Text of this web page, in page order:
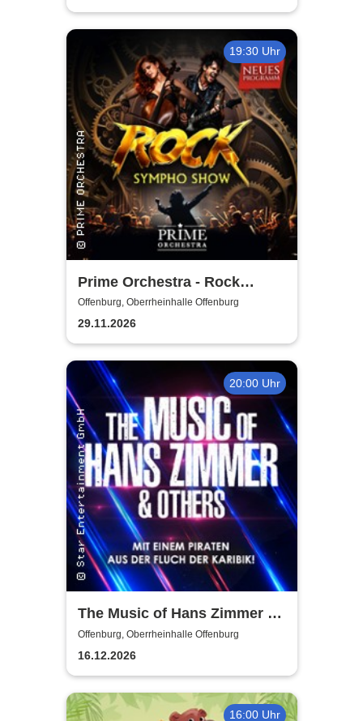
19:30 Uhr
Prime Orchestra - Rock
Sympho Show
Offenburg, Oberrheinhalle Offenburg
29.11.2026
20:00 Uhr
The Music of Hans Zimmer &
Others - A Celebration of Film
Music
Offenburg, Oberrheinhalle Offenburg
16.12.2026
16:00 Uhr